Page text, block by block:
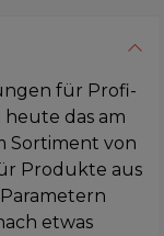
für Profi-
das am
Sortiment von
Produkte aus
etwas